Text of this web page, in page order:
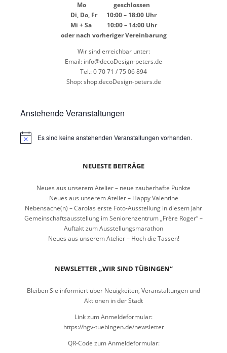
Mo geschlossen
Di, Do, Fr 10:00 – 18:00 Uhr
Mi + Sa 10:00 – 14:00 Uhr
oder nach vorheriger Vereinbarung
Wir sind erreichbar unter:
Email: info@decoDesign-peters.de
Tel.: 0 70 71 / 75 06 894
Shop:shop.decoDesign-peters.de
Anstehende Veranstaltungen
Es sind keine anstehenden Veranstaltungen vorhanden.
NEUESTE BEITRÄGE
Neues aus unserem Atelier – neue zauberhafte Punkte
Neues aus unserem Atelier – Happy Valentine
Nebensache(n) – Carolas erste Foto-Ausstellung in diesem Jahr
Gemeinschaftsausstellung im Seniorenzentrum „Frère Roger“ –
Auftakt zum Ausstellungsmarathon
Neues aus unserem Atelier – Hoch die Tassen!
NEWSLETTER „WIR SIND TÜBINGEN“
Bleiben Sie informiert über Neuigkeiten, Veranstaltungen und
Aktionen in der Stadt
Link zum Anmeldeformular:
https://hgv-tuebingen.de/newsletter
QR-Code zum Anmeldeformular: